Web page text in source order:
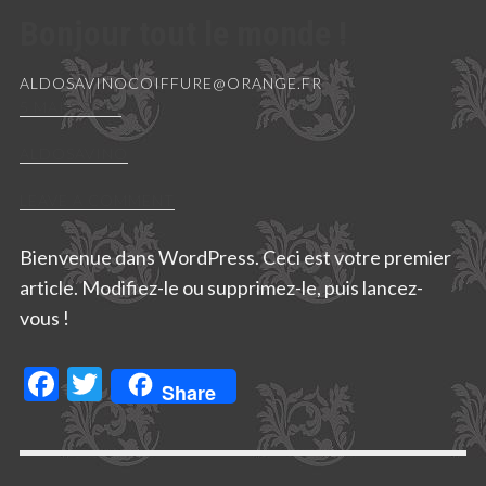
ALDOSAVINOCOIFFURE@ORANGE.FR
5 MARS 2015
Bienvenue dans WordPress. Ceci est votre premier
article. Modifiez-le ou supprimez-le, puis lancez-
vous !
Facebook
Twitter
Share